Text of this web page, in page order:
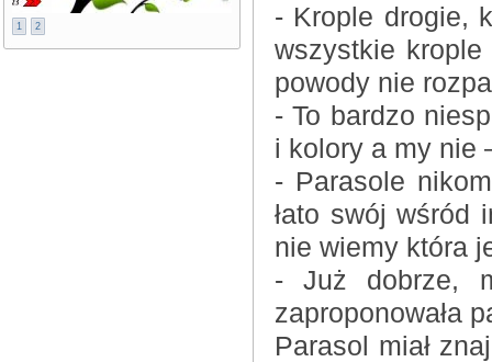
1 2
- Krople drogie,
wszystkie
powody nie
- To bardzo
i kolory a my nie
- Parasole
łato swój wśród
nie wiemy która
- Już dobrze,
zaproponowała
Parasol miał